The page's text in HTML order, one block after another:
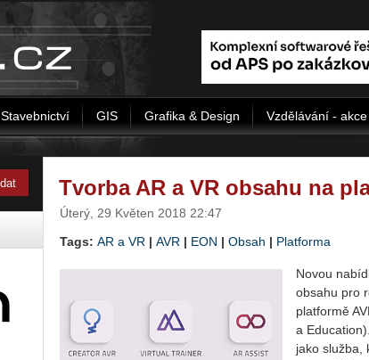
Stavebnictví GIS Grafika & Design Vzdělávání - akce
Tvorba AR a VR obsahu na
Úterý, 29 Květen 2018 22:47
Tags: AR a VR | AVR | EON | Obsah | Platforma
Novou
obsahu pro
platformě
a
jako služba,